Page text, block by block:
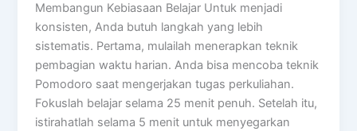
Membangun Kebiasaan Belajar Untuk menjadi
konsisten, Anda butuh langkah yang lebih
sistematis. Pertama, mulailah menerapkan teknik
pembagian waktu harian. Anda bisa mencoba teknik
Pomodoro saat mengerjakan tugas perkuliahan.
Fokuslah belajar selama 25 menit penuh. Setelah itu,
istirahatlah selama 5 menit untuk menyegarkan